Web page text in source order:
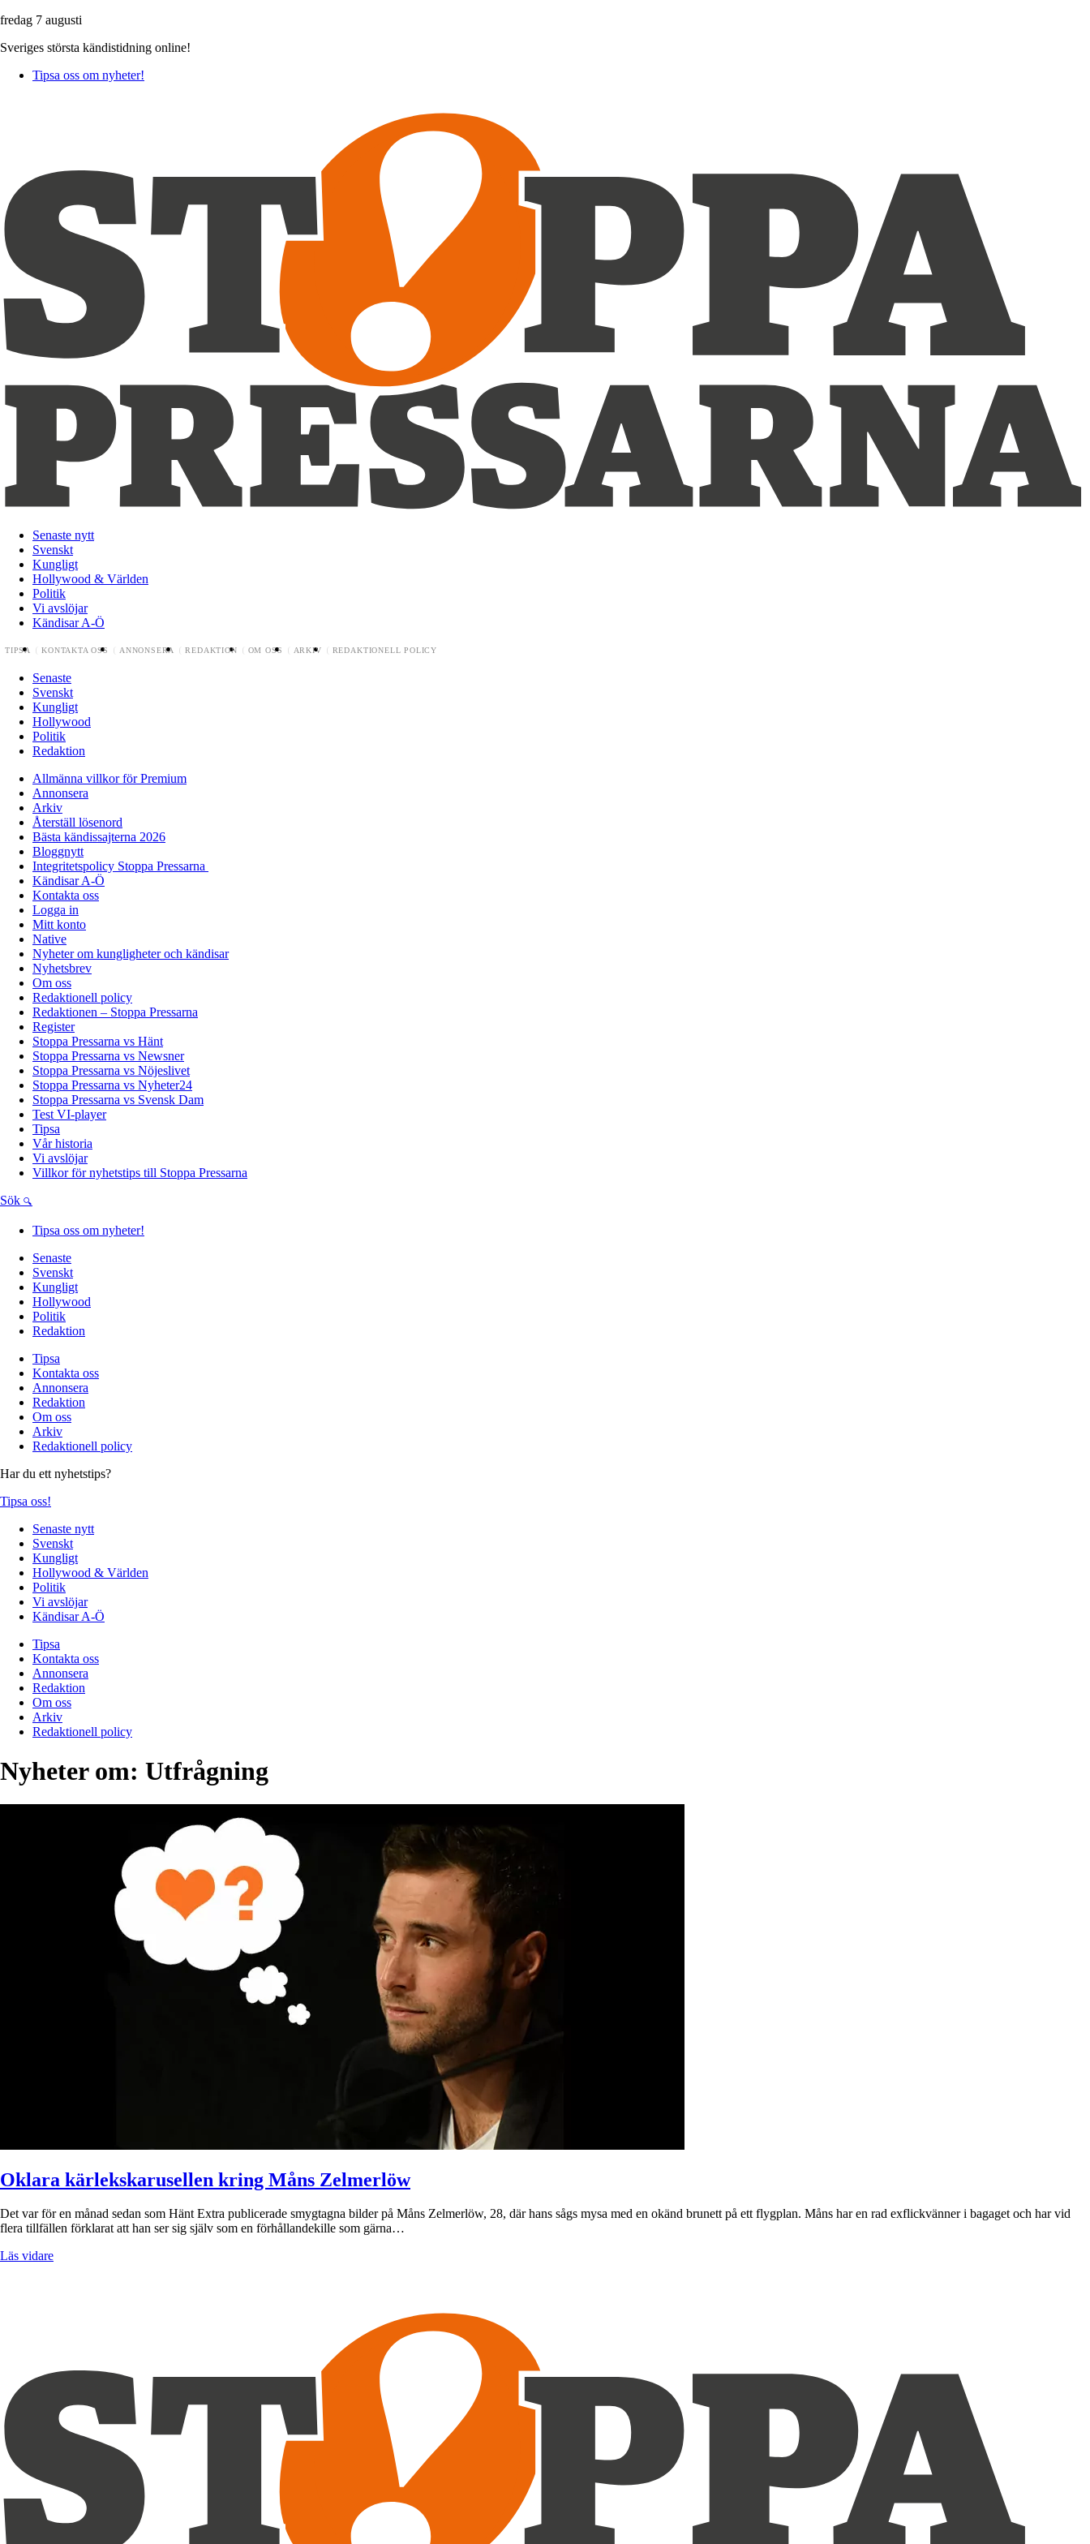
fredag 7 augusti
Sveriges största kändistidning online!
Tipsa oss om nyheter!
Senaste nytt
Svenskt
Kungligt
Hollywood & Världen
Politik
Vi avslöjar
Kändisar A-Ö
TIPSA KONTAKTA OSS ANNONSERA REDAKTION OM OSS ARKIV REDAKTIONELL POLICY
Senaste
Svenskt
Kungligt
Hollywood
Politik
Redaktion
Allmänna villkor för Premium
Annonsera
Arkiv
Återställ lösenord
Bästa kändissajterna 2026
Bloggnytt
Integritetspolicy Stoppa Pressarna
Kändisar A-Ö
Kontakta oss
Logga in
Mitt konto
Native
Nyheter om kungligheter och kändisar
Nyhetsbrev
Om oss
Redaktionell policy
Redaktionen – Stoppa Pressarna
Register
Stoppa Pressarna vs Hänt
Stoppa Pressarna vs Newsner
Stoppa Pressarna vs Nöjeslivet
Stoppa Pressarna vs Nyheter24
Stoppa Pressarna vs Svensk Dam
Test VI-player
Tipsa
Vår historia
Vi avslöjar
Villkor för nyhetstips till Stoppa Pressarna
Sök
Tipsa oss om nyheter!
Senaste
Svenskt
Kungligt
Hollywood
Politik
Redaktion
Tipsa
Kontakta oss
Annonsera
Redaktion
Om oss
Arkiv
Redaktionell policy
Har du ett nyhetstips?
Tipsa oss!
Senaste nytt
Svenskt
Kungligt
Hollywood & Världen
Politik
Vi avslöjar
Kändisar A-Ö
Tipsa
Kontakta oss
Annonsera
Redaktion
Om oss
Arkiv
Redaktionell policy
Nyheter om: Utfrågning
Oklara kärlekskarusellen kring Måns Zelmerlöw
Det var för en månad sedan som Hänt Extra publicerade smygtagna bilder på Måns Zelmerlöw, 28, där hans sågs mysa med en okänd brunett på ett flygplan. Måns har en rad exflickvänner i bagaget och har vid
flera tillfällen förklarat att han ser sig själv som en förhållandekille som gärna…
Läs vidare